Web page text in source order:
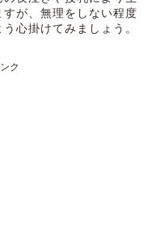
が、無理をしない程度
心掛けてみましょう。
ク